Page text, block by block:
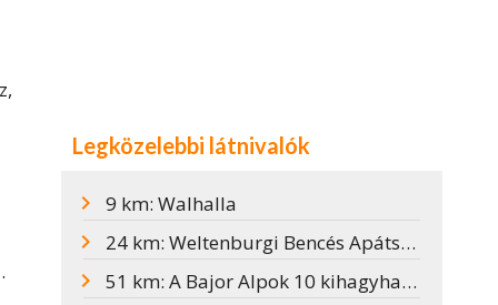
Legközelebbi látnivalók
9 km: Walhalla
24 km: Weltenburgi Bencés Apátság
51 km: A Bajor Alpok 10 kihagyhatatlan látnivalója